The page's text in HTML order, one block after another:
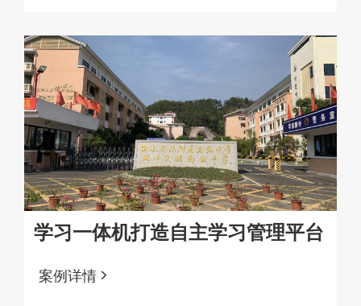
学习一体机打造自主学习管理平台
案例详情